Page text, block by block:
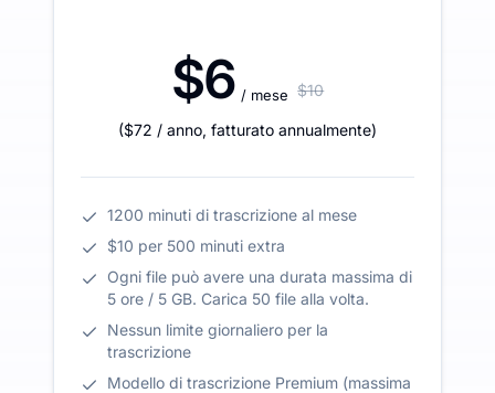
$6 / mese $10
($72 / anno, fatturato annualmente)
1200 minuti di trascrizione al mese
$10 per 500 minuti extra
Ogni file può avere una durata massima di
5 ore / 5 GB. Carica 50 file alla volta.
Nessun limite giornaliero per la
trascrizione
Modello di trascrizione Premium (massima